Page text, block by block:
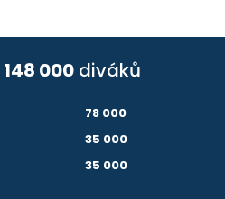
148 000 diváků
78 000
35 000
35 000